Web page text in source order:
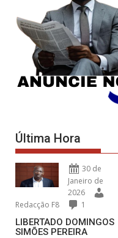
Última Hora
30 de
Janeiro de
2026
Redacção F8
1
LIBERTADO DOMINGOS
SIMÕES PEREIRA